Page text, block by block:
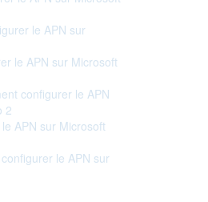
le APN sur
le APN sur Microsoft
configurer le APN
2
APN sur Microsoft
le APN sur